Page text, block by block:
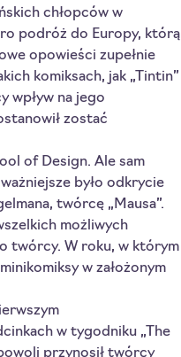
chłopców w
podróż do Europy, którą
opowieści zupełnie
komiksach, jak „Tintin”
wpływ na jego
zostać
of Design. Ale sam
było odkrycie
twórcę „Mausa”.
możliwych
twórcy. W roku, w którym
w założonym
w tygodniku „The
przynosił twórcy